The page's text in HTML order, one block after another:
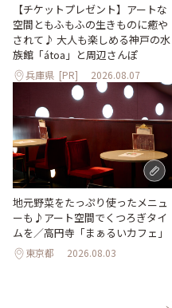
【チケットプレゼント】アートな
空間ともふもふの生きものに癒や
されて♪ 大人も楽しめる神戸の水
族館「átoa」と周辺さんぽ
兵庫県 [PR] 2026.08.07
地元野菜をたっぷり使ったメニュ
ーも♪アート空間でくつろぎタイ
ムを／高円寺「まぁるいカフェ」
東京都 2026.08.03